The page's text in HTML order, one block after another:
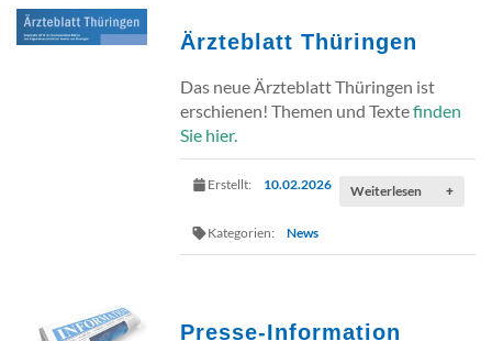
Ärzteblatt Thüringen
Das neue Ärzteblatt Thüringen ist
erschienen! Themen und Textefinden
Sie hier.
Erstellt: 10.02.2026
Kategorien: News
Weiterlesen +
Presse-Information